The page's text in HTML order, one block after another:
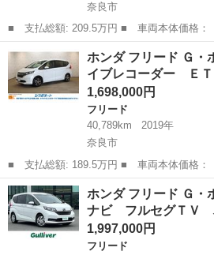
奈良市
■ 支払総額: 209.5万円 ■ 車両本体価格： 1,948,000 円 ■ メーカ
ー名： ホンダ ■ 車種名： フリード ■
ダセンシング ワンオーナー車 禁煙車
フルセグ...
奈良 奈良市 フリード
ホンダ フリード Ｇ
イブレコーダー Ｅ
1,698,000円
フリード
40,789km
2019年
奈良市
■ 支払総額: 189.5万円 ■ 車両本体価格： 1,698,000 円 ■ メーカ
ー名： ホンダ ■ 車種名： フリード ■
ダセンシング ドライブレコーダー Ｅ
ＴＶ ク...
奈良 奈良市 フリード
ホンダ フリード Ｇ
ナビ フルセグＴＶ
1,997,000円
フリード